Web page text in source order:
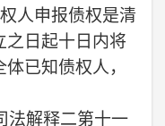
人申报债权是清
之日起十日内将
已知债权人，
解释二第十一